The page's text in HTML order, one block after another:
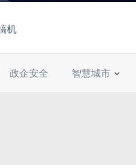
机
政企安全 智慧城市